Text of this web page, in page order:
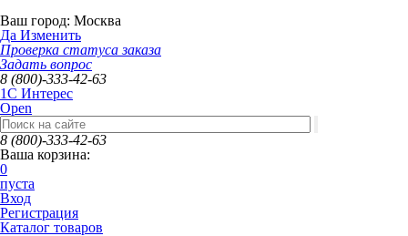
Ваш город: Москва
Да Изменить
Проверка статуса заказа
Задать вопрос
8 (800)-333-42-63
1C Интерес
Open
8 (800)-333-42-63
Ваша корзина:
0
пуста
Вход
Регистрация
Каталог товаров